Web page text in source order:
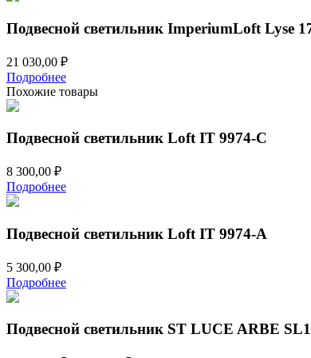
Подвесной светильник ImperiumLoft Lyse
21 030,00 ₽
Подробнее
Похожие товары
Подвесной светильник Loft IT 9974-C
8 300,00 ₽
Подробнее
Подвесной светильник Loft IT 9974-A
5 300,00 ₽
Подробнее
Подвесной светильник ST LUCE ARBE